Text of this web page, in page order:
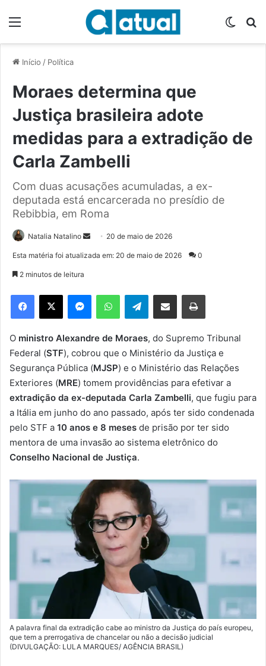
Início / Política
Moraes determina que
Justiça brasileira adote
medidas para a extradição de
Carla Zambelli
Com duas acusações acumuladas, a ex-
deputada está encarcerada no presídio de
Rebibbia, em Roma
Natalia Natalino
e
m
e
-
m
a
i
20 de maio de 2026
Esta matéria foi atualizada em: 20 de maio de 2026 0
2 minutos de leitura
Telegram
O ministro Alexandre de Moraes, do Supremo Tribunal
Federal (STF), cobrou que o Ministério da Justiça e
Segurança Pública (MJSP) e o Ministério das Relações
Exteriores (MRE) tomem providências para efetivar a
extradição da ex-deputada Carla Zambelli, que fugiu para
a Itália em junho do ano passado, após ter sido condenada
pelo STF a 10 anos e 8 meses de prisão por ter sido
mentora de uma invasão ao sistema eletrônico do
Conselho Nacional de Justiça.
A palavra final da extradição cabe ao ministro da Justiça do país europeu,
que tem a prerrogativa de chancelar ou não a decisão judicial
(DIVULGAÇÃO: LULA MARQUES/ AGÊNCIA BRASIL)